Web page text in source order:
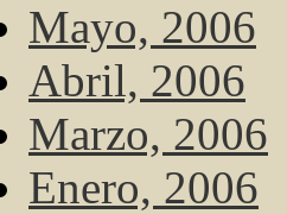
Mayo, 2006
Abril, 2006
Marzo, 2006
Enero, 2006